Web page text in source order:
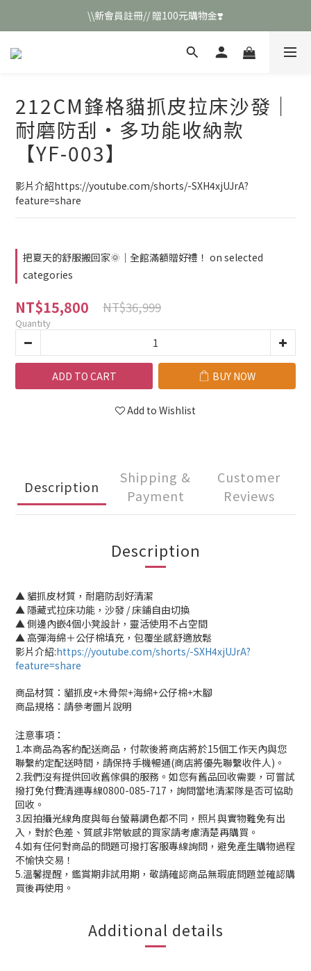
\\新會員註冊// 贈100元購物金❣️
\\新會員註冊// 贈100元購物金❣️
LINE好友招募\\ 回答數字 領取50元折扣碼 //
212CM鋒格貓抓皮拉床沙發｜
耐磨防刮·多功能收納款
【YF-003】
影片介紹https://youtube.com/shorts/-SXH4xjUJrA?
feature=share
把夏天的舒服搬回家🌞｜全館滿額贈好禮！ on selected
categories
NT$15,800 NT$36,999
Quantity
ADD TO CART BUY NOW
Add to Wishlist
Description
Shipping &
Payment
Customer
Reviews
Description
▲ 貓抓皮材質，耐磨防刮好清潔
▲ 隱藏式拉床功能，沙發 / 床鋪自由切換
▲ 側邊內嵌4個小凳設計，靈活使用不占空間
▲ 高彈海綿＋公仔棉填充，包覆坐感舒適放鬆
影片介紹:https://youtube.com/shorts/-SXH4xjUJrA?
feature=share
商品材質：貓抓皮+木骨架+海綿+公仔棉+木腳
商品規格：請參考圖片說明
注意事項：
1.本商品為客約配送商品，付款後將商店將於15個工作天內與您
聯繫約定配送時間，請保持手機暢通(商店將優先聯繫收件人)。
2.我們沒有提供回收舊傢俱的服務。如您有舊品回收需要，可嘗試
撥打免付費清運專線0800-085-717，詢問當地清潔隊是否可協助
回收。
3.因拍攝光線角度與每台螢幕調色都不同，照片與實物難免有出
入，對於色差、質感非常敏感的買家請考慮清楚再購買。
4.如有任何對商品的問題可撥打客服專線詢問，避免產生購物過程
不愉快交易！
5.溫馨提醒，鑑賞期非試用期，敬請確認商品無瑕庛問題並確認購
買後再使用。
Additional details